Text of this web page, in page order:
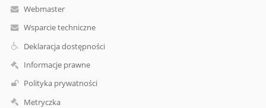
Webmaster
Wsparcie techniczne
Deklaracja dostępności
Informacje prawne
Polityka prywatności
Metryczka